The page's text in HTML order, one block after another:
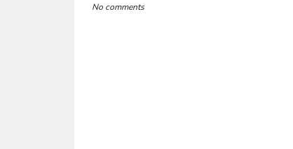
No comments